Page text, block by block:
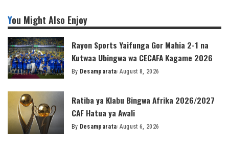
You Might Also Enjoy
Rayon Sports Yaifunga Gor Mahia 2-1 na
Kutwaa Ubingwa wa CECAFA Kagame 2026
Posted
By Desamparata August 8, 2026
Ratiba ya Klabu Bingwa Afrika 2026/2027
CAF Hatua ya Awali
Posted
By Desamparata August 6, 2026